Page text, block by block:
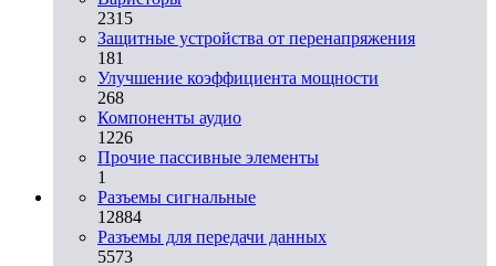
2315
Защитные устройства от перенапряжения
181
Улучшение коэффициента мощности
268
Компоненты аудио
1226
Прочие пассивные элементы
1
Разъeмы сигнальные
12884
Разъeмы для передачи данных
5573